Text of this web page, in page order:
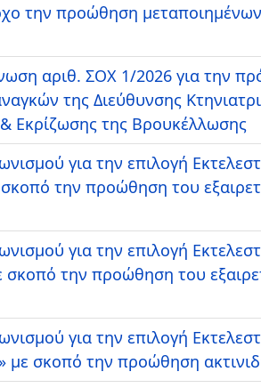
την προώθηση
αριθ. ΣΟΧ 1/2026 για την
της Διεύθυνσης
Εκρίζωσης της Βρουκέλλωσης
για την επιλογή
την προώθηση του
για την επιλογή
σκοπό την προώθηση του
για την επιλογή
με σκοπό την προώθηση